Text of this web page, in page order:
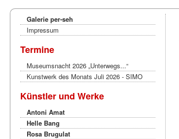
Galerie per-seh
Impressum
Termine
Museumsnacht 2026 „Unterwegs...“
Kunstwerk des Monats Juli 2026 - SIMO
Künstler und Werke
Antoni Amat
Helle Bang
Rosa Brugulat